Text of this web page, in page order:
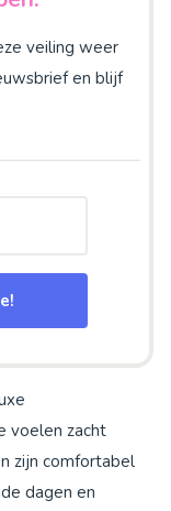
veiling weer
en blijf
voelen zacht
zijn comfortabel
dagen en